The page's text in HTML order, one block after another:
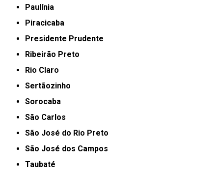
Paulínia
Piracicaba
Presidente Prudente
Ribeirão Preto
Rio Claro
Sertãozinho
Sorocaba
São Carlos
São José do Rio Preto
São José dos Campos
Taubaté